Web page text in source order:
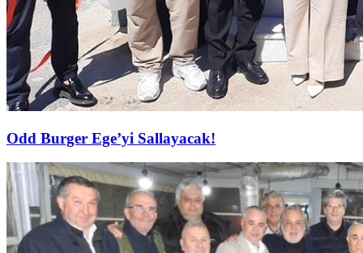
Odd Burger Ege’yi Sallayacak!